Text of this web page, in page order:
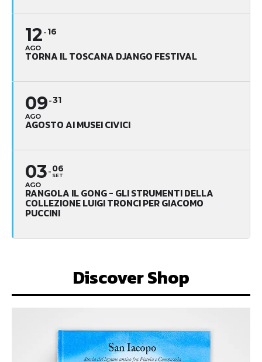
12
AGO
16
TORNA IL TOSCANA DJANGO FESTIVAL
09
AGO
31
AGOSTO AI MUSEI CIVICI
03
AGO
06
SET
RANGOLA IL GONG - GLI STRUMENTI DELLA
COLLEZIONE LUIGI TRONCI PER GIACOMO
PUCCINI
Discover Shop